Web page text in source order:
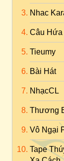
Nhac
Câu Hứa
Tieumy
Bài Hát
NhạcCL
Thương
Vô Ngại
Tape